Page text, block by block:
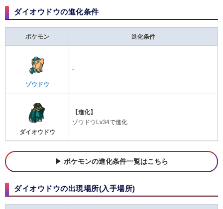
ダイオウドウの進化条件
ポケモン 進化条件
ゾウドウ
-
ダイオウドウ
【進化】
ゾウドウLv34で進化
ポケモンの進化条件一覧はこちら
ダイオウドウの出現場所(入手場所)